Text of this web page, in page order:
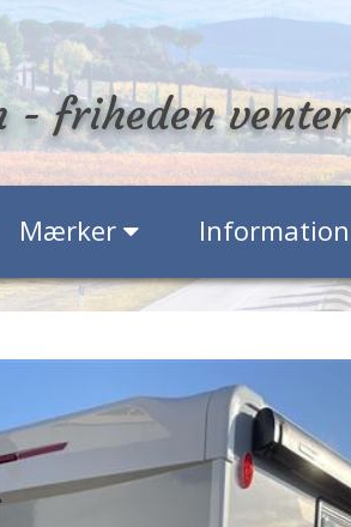
- friheden venter
Mærker Information